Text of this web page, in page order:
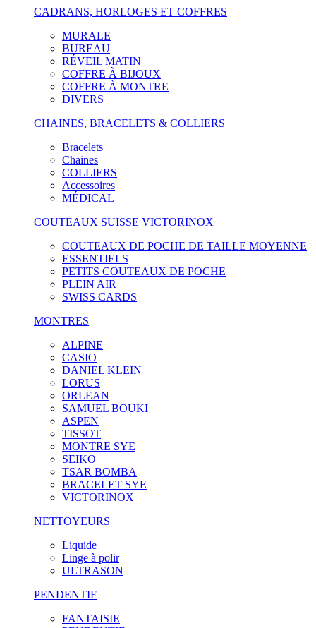
CADRANS, HORLOGES ET COFFRES
MURALE
BUREAU
RÉVEIL MATIN
COFFRE À BIJOUX
COFFRE À MONTRE
DIVERS
CHAINES, BRACELETS & COLLIERS
Bracelets
Chaines
COLLIERS
Accessoires
MÉDICAL
COUTEAUX SUISSE VICTORINOX
COUTEAUX DE POCHE DE TAILLE MOYENNE
ESSENTIELS
PETITS COUTEAUX DE POCHE
PLEIN AIR
SWISS CARDS
MONTRES
ALPINE
CASIO
DANIEL KLEIN
LORUS
ORLEAN
SAMUEL BOUKI
ASPEN
TISSOT
MONTRE SYE
SEIKO
TSAR BOMBA
BRACELET SYE
VICTORINOX
NETTOYEURS
Liquide
Linge à polir
ULTRASON
PENDENTIF
FANTAISIE